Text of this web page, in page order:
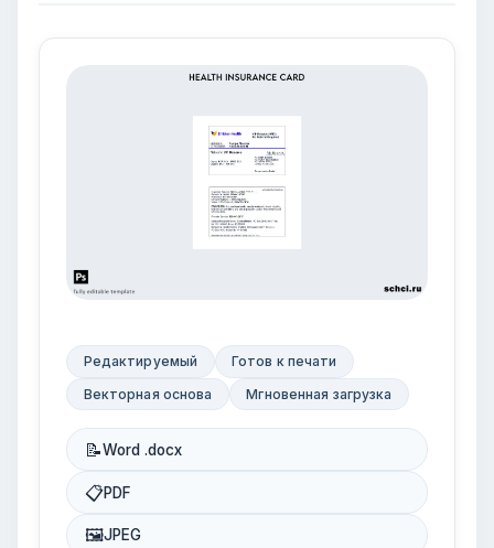
Редактируемый
Готов к печати
Векторная основа
Мгновенная загрузка
📝Word .docx
📋PDF
🖼JPEG